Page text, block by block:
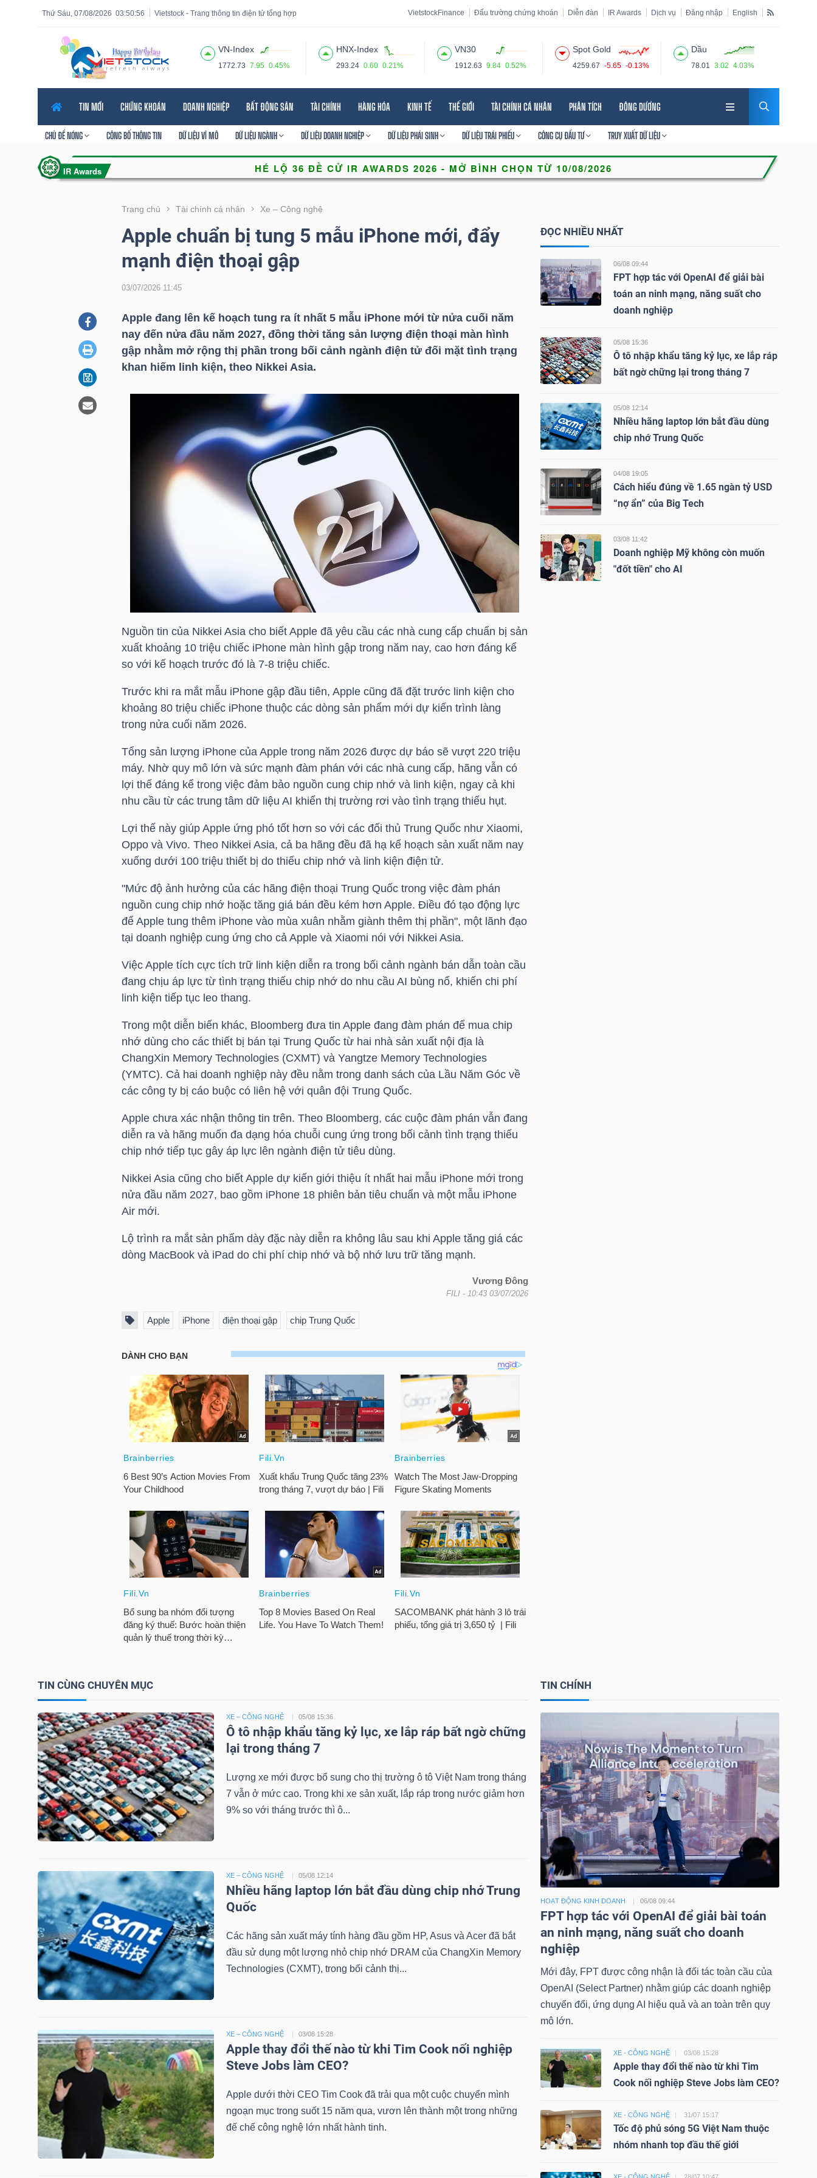
03:50:58
Thứ Sáu, 07/08/2026 Vietstock - Trang thông tin điện tử tổng hợp VietstockFinance Đấu trường chứng khoán Diễn đàn IR Awards Dịch vụ Đăng nhập English
VN-Index
1772.73 7.95 0.45%
HNX-Index
293.24 0.60 0.21%
VN30
1912.63 9.84 0.52%
Spot Gold
4259.67 -5.65 -0.13%
Dầu
78.01 3.02 4.03%
TIN MỚI CHỨNG KHOÁN DOANH NGHIỆP BẤT ĐỘNG SẢN TÀI CHÍNH HÀNG HÓA KINH TẾ THẾ GIỚI TÀI CHÍNH CÁ NHÂN PHÂN TÍCH ĐÔNG DƯƠNG
CHỦ ĐỀ NÓNG CÔNG BỐ THÔNG TIN DỮ LIỆU VĨ MÔ DỮ LIỆU NGÀNH DỮ LIỆU DOANH NGHIỆP DỮ LIỆU PHÁI SINH DỮ LIỆU TRÁI PHIẾU CÔNG CỤ ĐẦU TƯ TRUY XUẤT DỮ LIỆU
Trang chủ Tài chính cá nhân Xe – Công nghệ
Apple chuẩn bị tung 5 mẫu iPhone mới, đẩy
mạnh điện thoại gập
03/07/2026 11:45
Apple đang lên kế hoạch tung ra ít nhất 5 mẫu iPhone mới từ nửa cuối năm
nay đến nửa đầu năm 2027, đồng thời tăng sản lượng điện thoại màn hình
gập nhằm mở rộng thị phần trong bối cảnh ngành điện tử đối mặt tình trạng
khan hiếm linh kiện, theo Nikkei Asia.
Nguồn tin của Nikkei Asia cho biết Apple đã yêu cầu các nhà cung cấp chuẩn bị sản
xuất khoảng 10 triệu chiếc iPhone màn hình gập trong năm nay, cao hơn đáng kể
so với kế hoạch trước đó là 7-8 triệu chiếc.
Trước khi ra mắt mẫu iPhone gập đầu tiên, Apple cũng đã đặt trước linh kiện cho
khoảng 80 triệu chiếc iPhone thuộc các dòng sản phẩm mới dự kiến trình làng
trong nửa cuối năm 2026.
Tổng sản lượng iPhone của Apple trong năm 2026 được dự báo sẽ vượt 220 triệu
máy. Nhờ quy mô lớn và sức mạnh đàm phán với các nhà cung cấp, hãng vẫn có
lợi thế đáng kể trong việc đảm bảo nguồn cung chip nhớ và linh kiện, ngay cả khi
nhu cầu từ các trung tâm dữ liệu AI khiến thị trường rơi vào tình trạng thiếu hụt.
Lợi thế này giúp Apple ứng phó tốt hơn so với các đối thủ Trung Quốc như Xiaomi,
Oppo và Vivo. Theo Nikkei Asia, cả ba hãng đều đã hạ kế hoạch sản xuất năm nay
xuống dưới 100 triệu thiết bị do thiếu chip nhớ và linh kiện điện tử.
"Mức độ ảnh hưởng của các hãng điện thoại Trung Quốc trong việc đàm phán
nguồn cung chip nhớ hoặc tăng giá bán đều kém hơn Apple. Điều đó tạo động lực
để Apple tung thêm iPhone vào mùa xuân nhằm giành thêm thị phần", một lãnh đạo
tại doanh nghiệp cung ứng cho cả Apple và Xiaomi nói với Nikkei Asia.
Việc Apple tích cực tích trữ linh kiện diễn ra trong bối cảnh ngành bán dẫn toàn cầu
đang chịu áp lực từ tình trạng thiếu chip nhớ do nhu cầu AI bùng nổ, khiến chi phí
linh kiện tiếp tục leo thang.
Trong một diễn biến khác, Bloomberg đưa tin Apple đang đàm phán để mua chip
nhớ dùng cho các thiết bị bán tại Trung Quốc từ hai nhà sản xuất nội địa là
ChangXin Memory Technologies (CXMT) và Yangtze Memory Technologies
(YMTC). Cả hai doanh nghiệp này đều nằm trong danh sách của Lầu Năm Góc về
các công ty bị cáo buộc có liên hệ với quân đội Trung Quốc.
Apple chưa xác nhận thông tin trên. Theo Bloomberg, các cuộc đàm phán vẫn đang
diễn ra và hãng muốn đa dạng hóa chuỗi cung ứng trong bối cảnh tình trạng thiếu
chip nhớ tiếp tục gây áp lực lên ngành điện tử tiêu dùng.
Nikkei Asia cũng cho biết Apple dự kiến giới thiệu ít nhất hai mẫu iPhone mới trong
nửa đầu năm 2027, bao gồm iPhone 18 phiên bản tiêu chuẩn và một mẫu iPhone
Air mới.
Lộ trình ra mắt sản phẩm dày đặc này diễn ra không lâu sau khi Apple tăng giá các
dòng MacBook và iPad do chi phí chip nhớ và bộ nhớ lưu trữ tăng mạnh.
Vương Đông
FILI - 10:43 03/07/2026
Apple iPhone điện thoại gập chip Trung Quốc
ĐỌC NHIỀU NHẤT
06/08 09:44
FPT hợp tác với OpenAI để giải bài
toán an ninh mạng, năng suất cho
doanh nghiệp
05/08 15:36
Ô tô nhập khẩu tăng kỷ lục, xe lắp ráp
bất ngờ chững lại trong tháng 7
05/08 12:14
Nhiều hãng laptop lớn bắt đầu dùng
chip nhớ Trung Quốc
04/08 19:05
Cách hiểu đúng về 1.65 ngàn tỷ USD
“nợ ẩn” của Big Tech
03/08 11:42
Doanh nghiệp Mỹ không còn muốn
"đốt tiền" cho AI
TIN CÙNG CHUYÊN MỤC
XE – CÔNG NGHỆ 05/08 15:36
Ô tô nhập khẩu tăng kỷ lục, xe lắp ráp bất ngờ chững
lại trong tháng 7
Lượng xe mới được bổ sung cho thị trường ô tô Việt Nam trong tháng
7 vẫn ở mức cao. Trong khi xe sản xuất, lắp ráp trong nước giảm hơn
9% so với tháng trước thì ô...
XE – CÔNG NGHỆ 05/08 12:14
Nhiều hãng laptop lớn bắt đầu dùng chip nhớ Trung
Quốc
Các hãng sản xuất máy tính hàng đầu gồm HP, Asus và Acer đã bắt
đầu sử dụng một lượng nhỏ chip nhớ DRAM của ChangXin Memory
Technologies (CXMT), trong bối cảnh thị...
XE – CÔNG NGHỆ 03/08 15:28
Apple thay đổi thế nào từ khi Tim Cook nối nghiệp
Steve Jobs làm CEO?
Apple dưới thời CEO Tim Cook đã trải qua một cuộc chuyển mình
ngoạn mục trong suốt 15 năm qua, vươn lên thành một trong những
đế chế công nghệ lớn nhất hành tinh.
TIN CHÍNH
HOẠT ĐỘNG KINH DOANH 06/08 09:44
FPT hợp tác với OpenAI để giải bài toán
an ninh mạng, năng suất cho doanh
nghiệp
Mới đây, FPT được công nhận là đối tác toàn cầu của
OpenAI (Select Partner) nhằm giúp các doanh nghiệp
chuyển đổi, ứng dụng AI hiệu quả và an toàn trên quy
mô lớn.
XE - CÔNG NGHỆ 03/08 15:28
Apple thay đổi thế nào từ khi Tim
Cook nối nghiệp Steve Jobs làm CEO?
XE - CÔNG NGHỆ 31/07 15:17
Tốc độ phủ sóng 5G Việt Nam thuộc
nhóm nhanh top đầu thế giới
Tính năng
năng
VIETSTOCK
SECTOR
NĂNG
LƯỢNG
NGUYÊN
VẬT
LIỆU
NGHIỆP
TIÊU
DÙNG